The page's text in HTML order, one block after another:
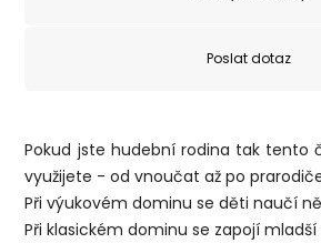
Poslat dotaz
Pokud jste hudební rodina tak tento
využijete - od vnoučat až po
Při výukovém dominu se děti naučí
Při klasickém dominu se zapojí mladší